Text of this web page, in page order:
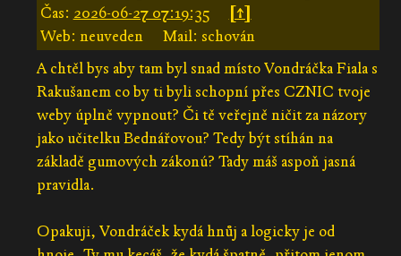
Čas: 2026-06-27 07:19:35
[↑]
Web: neuveden
Mail: schován
A chtěl bys aby tam byl snad místo Vondráčka Fiala s
Rakušanem co by ti byli schopní přes CZNIC tvoje
weby úplně vypnout? Či tě veřejně ničit za názory
jako učitelku Bednářovou? Tedy být stíhán na
základě gumových zákonú? Tady máš aspoň jasná
pravidla.
Opakuji, Vondráček kydá hnůj a logicky je od